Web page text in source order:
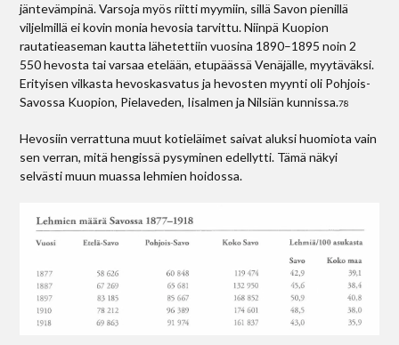
jäntevämpinä. Varsoja myös riitti myymiin, sillä Savon pienillä
viljelmillä ei kovin monia hevosia tarvittu. Niinpä Kuopion
rautatieaseman kautta lähetettiin vuosina 1890–1895 noin 2
550 hevosta tai varsaa etelään, etupäässä Venäjälle, myytäväksi.
Erityisen vilkasta hevoskasvatus ja hevosten myynti oli Pohjois-
Savossa Kuopion, Pielaveden, Iisalmen ja Nilsiän kunnissa.78
Hevosiin verrattuna muut kotieläimet saivat aluksi huomiota vain
sen verran, mitä hengissä pysyminen edellytti. Tämä näkyi
selvästi muun muassa lehmien hoidossa.